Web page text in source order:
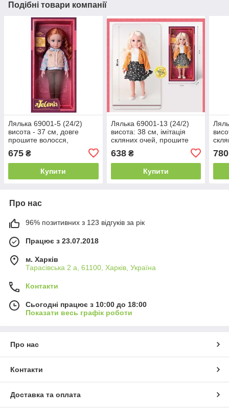
Подібні товари компанії
Лялька 69001-5 (24/2)
висота - 37 см, довге
прошите волосся,
взуття, в коробці
675 ₴
Купити
Лялька 69001-13 (24/2)
висота: 38 см, імітація
скляних очей, прошите
волосся, знімний одяг та
взуття, в коробці
638₴
Купити
в
780
Про нас
96% позитивних з 123 відгуків за рік
Працює з 23.07.2018
м. Харків
Тарасівська 2 а, 61100, Харків, Україна
Контакти
Сьогодні працює з 10:00 до 18:00
Показати весь графік роботи
Про нас
Контакти
Доставка та оплата